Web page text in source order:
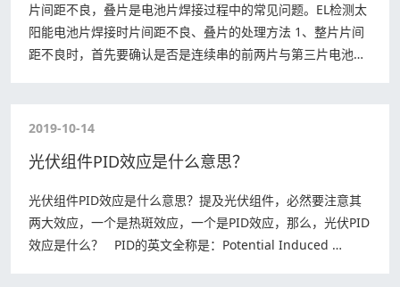
片间距不良，叠片是电池片焊接过程中的常见问题。EL检测太
阳能电池片焊接时片间距不良、叠片的处理方法 1、整片片间
距不良时，首先要确认是否是连续串的前两片与第三片电池片
2019-10-14
光伏组件PID效应是什么意思？
光伏组件PID效应是什么意思？提及光伏组件，必然要注意其
两大效应，一个是热斑效应，一个是PID效应，那么，光伏PID
效应是什么？ PID的英文全称是：Potential Induced …